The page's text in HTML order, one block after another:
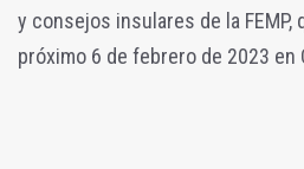
y consejos insulares de la FEMP,
próximo 6 de febrero de 2023 en